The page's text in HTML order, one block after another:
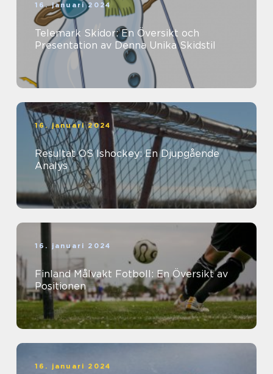
16. januari 2024
Telemark Skidor: En Översikt och
Presentation av Denna Unika Skidstil
16. januari 2024
Resultat OS Ishockey: En Djupgående
Analys
16. januari 2024
Finland Målvakt Fotboll: En Översikt av
Positionen
16. januari 2024